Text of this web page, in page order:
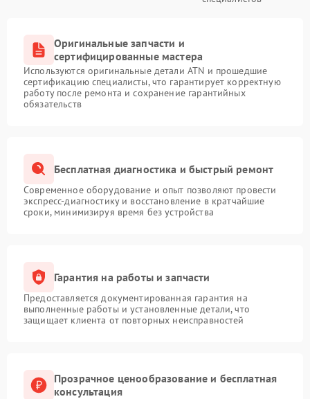
Оригинальные запчасти и
сертифицированные мастера
Используются оригинальные детали ATN и прошедшие
сертификацию специалисты, что гарантирует корректную
работу после ремонта и сохранение гарантийных
обязательств
Бесплатная диагностика и быстрый ремонт
Современное оборудование и опыт позволяют провести
экспресс-диагностику и восстановление в кратчайшие
сроки, минимизируя время без устройства
Гарантия на работы и запчасти
Предоставляется документированная гарантия на
выполненные работы и установленные детали, что
защищает клиента от повторных неисправностей
Прозрачное ценообразование и бесплатная
консультация